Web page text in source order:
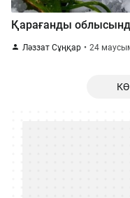
Қарағанды
Ләззат Сұңқар 24